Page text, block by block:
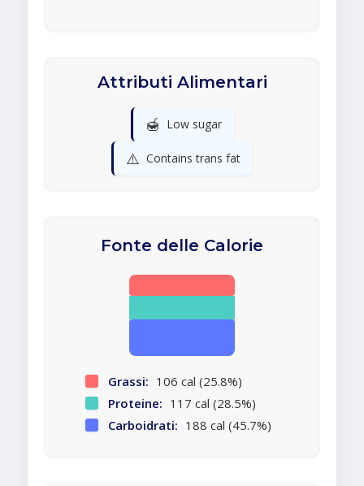
Attributi Alimentari
🍯 Low sugar
⚠️ Contains trans fat
Fonte delle Calorie
Grassi: 106 cal (25.8%)
Proteine: 117 cal (28.5%)
Carboidrati: 188 cal (45.7%)